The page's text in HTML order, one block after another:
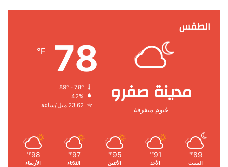
الطقس
مدينة صفرو
غيوم متفرقة
78
℉
89º - 78º
42%
23.62 ميل/ساعة
89
℉
السبت
91
℉
الأحد
95
℉
الأثنين
97
℉
الثلاثاء
98
℉
الأربعاء